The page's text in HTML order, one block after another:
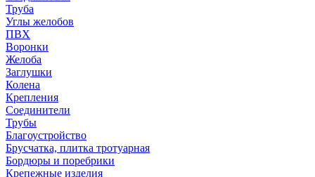
Труба
Углы желобов
ПВХ
Воронки
Желоба
Заглушки
Колена
Крепления
Соединители
Трубы
Благоустройство
Брусчатка, плитка тротуарная
Бордюры и поребрики
Крепежные изделия